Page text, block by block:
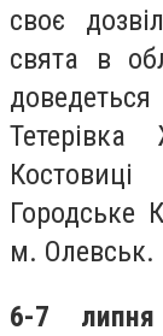
своє
свята в
Городське
м. Олевськ.
6-7